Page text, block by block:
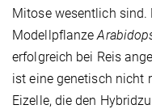
Mitose wesentlich sind.
Modellpflanze
erfolgreich bei Reis
ist eine genetisch nicht
Eizelle, die den